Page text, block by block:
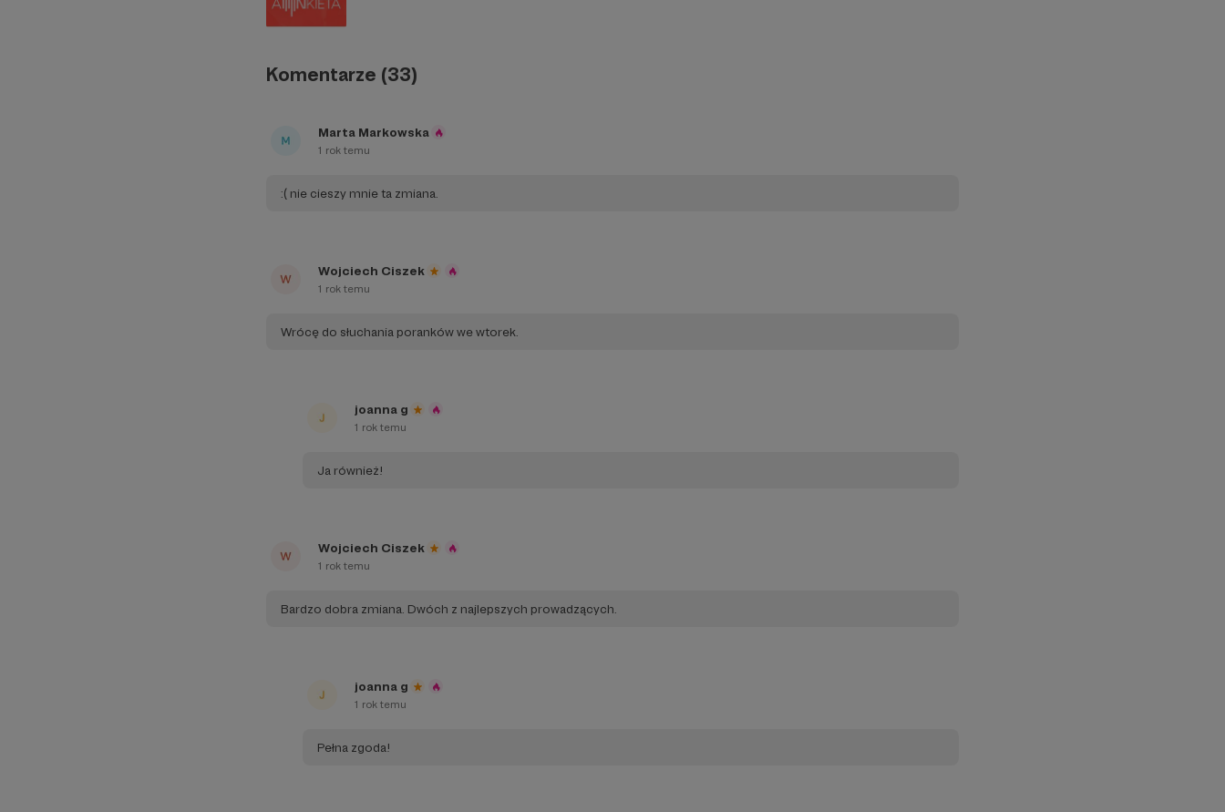
Komentarze (33)
Marta Markowska
1 rok temu
:( nie cieszy mnie ta zmiana.
Wojciech Ciszek
1 rok temu
Wrócę do słuchania poranków we wtorek.
joanna g
1 rok temu
Ja również!
Wojciech Ciszek
1 rok temu
Bardzo dobra zmiana. Dwóch z najlepszych prowadzących.
joanna g
1 rok temu
Pełna zgoda!